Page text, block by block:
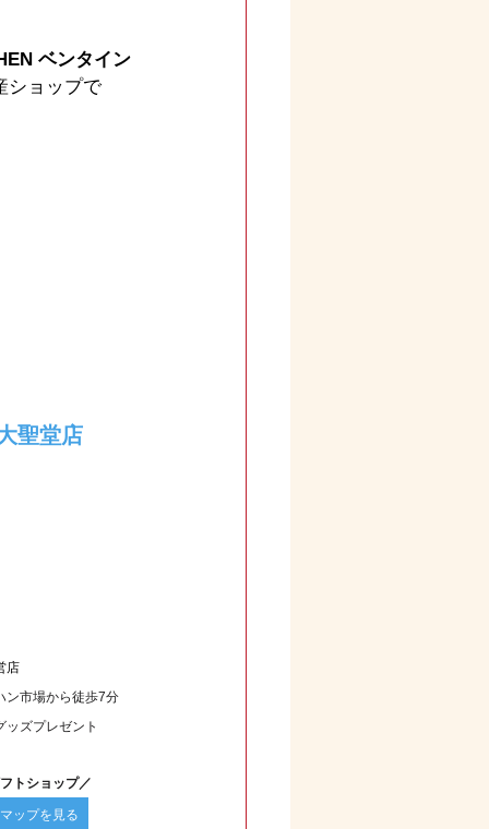
ベンタイン
ショップで
聖堂店
店
ン市場から徒歩7分
ッズプレゼント
トショップ／
ップを見る